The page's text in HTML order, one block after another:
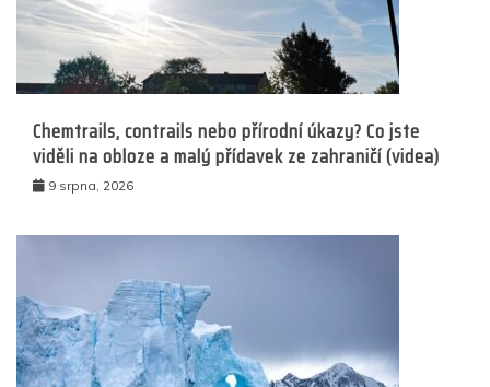
Chemtrails, contrails nebo přírodní úkazy? Co jste
viděli na obloze a malý přídavek ze zahraničí (videa)
9 srpna, 2026